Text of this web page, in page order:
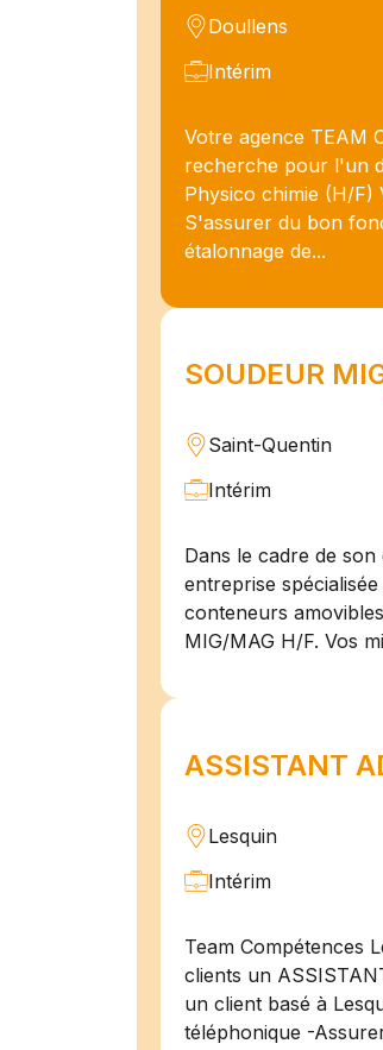
Doullens
Intérim
Votre agence TEAM
recherche pour l'un
Physico chimie (H/F)
S'assurer du bon
étalonnage de...
SOUDEUR
Saint-Quentin
Intérim
Dans le cadre de
entreprise
conteneurs
MIG/MAG H/F. Vos
ASSISTANT
Lesquin
Intérim
Team Compétences
clients un
un client basé à
téléphonique -